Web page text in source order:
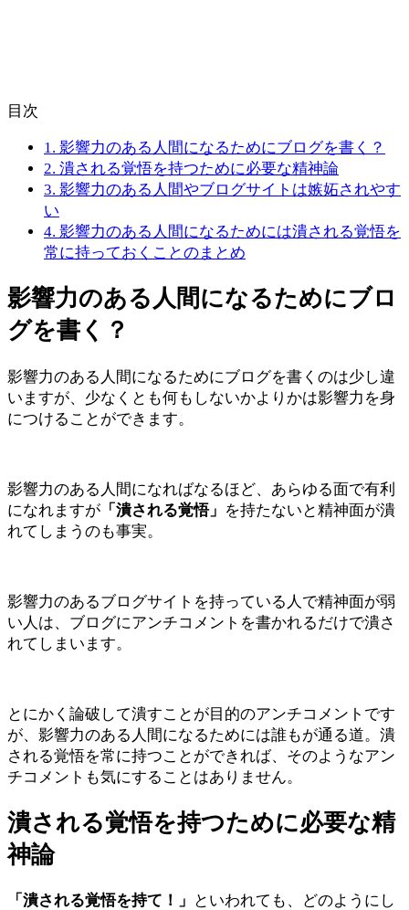
目次
1. 影響力のある人間になるためにブログを書く？
2. 潰される覚悟を持つために必要な精神論
3. 影響力のある人間やブログサイトは嫉妬されやす
い
4. 影響力のある人間になるためには潰される覚悟を
常に持っておくことのまとめ
影響力のある人間になるためにブロ
グを書く？
影響力のある人間になるためにブログを書くのは少し違
いますが、少なくとも何もしないかよりかは影響力を身
につけることができます。
影響力のある人間になればなるほど、あらゆる面で有利
になれますが 「潰される覚悟」 を持たないと精神面が潰
れてしまうのも事実。
影響力のあるブログサイトを持っている人で精神面が弱
い人は、ブログにアンチコメントを書かれるだけで潰さ
れてしまいます。
とにかく論破して潰すことが目的のアンチコメントです
が、影響力のある人間になるためには誰もが通る道。潰
される覚悟を常に持つことができれば、そのようなアン
チコメントも気にすることはありません。
潰される覚悟を持つために必要な精
神論
「潰される覚悟を持て！」
といわれても、どのようにし